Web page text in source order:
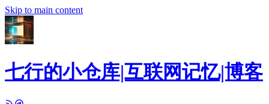
Skip to main content
七行的小仓库|互联网记忆|博客